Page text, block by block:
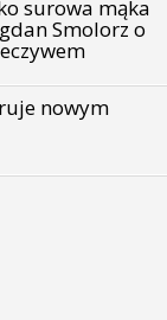
surowa mąka
Smolorz o
nowym